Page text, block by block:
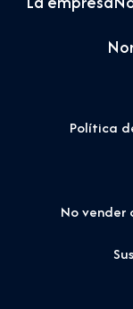
Política
No vender